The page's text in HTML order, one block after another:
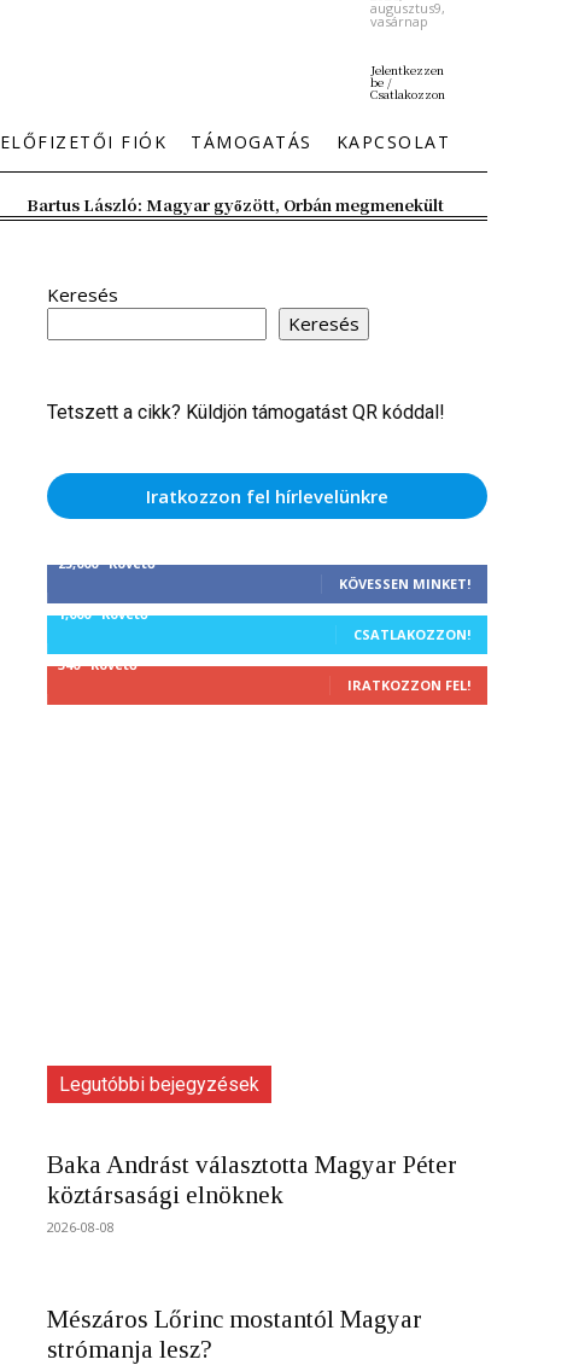
augusztus9,
vasárnap
Jelentkezzen
be /
Csatlakozzon
ELŐFIZETŐI FIÓK TÁMOGATÁS KAPCSOLAT
Bartus László: Magyar győzött, Orbán megmenekült
Keresés
Keresés
Tetszett a cikk? Küldjön támogatást QR kóddal!
Iratkozzon fel hírlevelünkre
25,000 Követő
KÖVESSEN MINKET!
1,000 Követő
CSATLAKOZZON!
340 Követő
IRATKOZZON FEL!
Legutóbbi bejegyzések
Baka Andrást választotta Magyar Péter
köztársasági elnöknek
2026-08-08
Mészáros Lőrinc mostantól Magyar
strómanja lesz?